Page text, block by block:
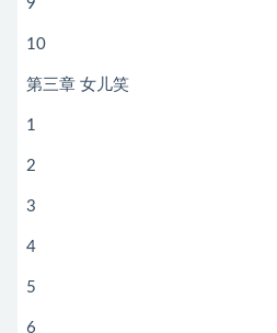
9
10
第三章 女儿笑
1
2
3
4
5
6